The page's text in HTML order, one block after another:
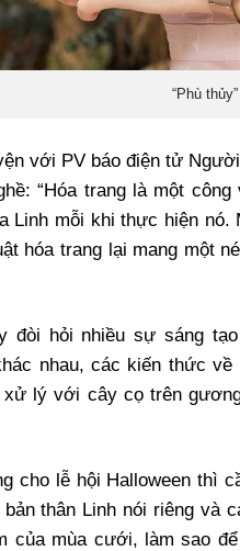
“Phù
với PV báo điện tử
“Hóa trang là một
Linh mỗi khi thực hiện
hóa trang lại mang một
đòi hỏi nhiều sự sáng
nhau, các kiến thức
xử lý với cây cọ trên
cho lễ hội Halloween thì
thân Linh nói riêng và
của mùa cưới, làm sao